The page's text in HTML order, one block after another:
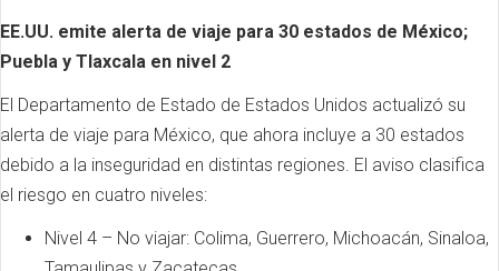
EE.UU. emite alerta de viaje para 30 estados de México;
Puebla y Tlaxcala en nivel 2
El Departamento de Estado de Estados Unidos actualizó su
alerta de viaje para México, que ahora incluye a 30 estados
debido a la inseguridad en distintas regiones. El aviso clasifica
el riesgo en cuatro niveles:
Nivel 4 – No viajar: Colima, Guerrero, Michoacán, Sinaloa,